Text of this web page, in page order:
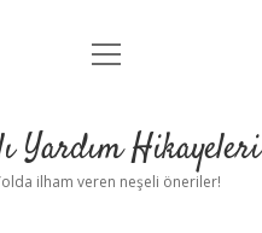
Anasayfa
Yasal Uyarı
menüyü
Yardım Hikayeleri
ilham veren neşeli öneriler!